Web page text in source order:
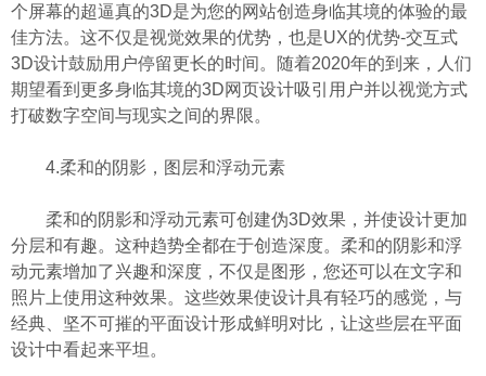
个屏幕的超逼真的3D是为您的网站创造身临其境的体验的最
佳方法。这不仅是视觉效果的优势，也是UX的优势-交互式
3D设计鼓励用户停留更长的时间。随着2020年的到来，人们
期望看到更多身临其境的3D网页设计吸引用户并以视觉方式
打破数字空间与现实之间的界限。
4.柔和的阴影，图层和浮动元素
柔和的阴影和浮动元素可创建伪3D效果，并使设计更加
分层和有趣。这种趋势全都在于创造深度。柔和的阴影和浮
动元素增加了兴趣和深度，不仅是图形，您还可以在文字和
照片上使用这种效果。这些效果使设计具有轻巧的感觉，与
经典、坚不可摧的平面设计形成鲜明对比，让这些层在平面
设计中看起来平坦。